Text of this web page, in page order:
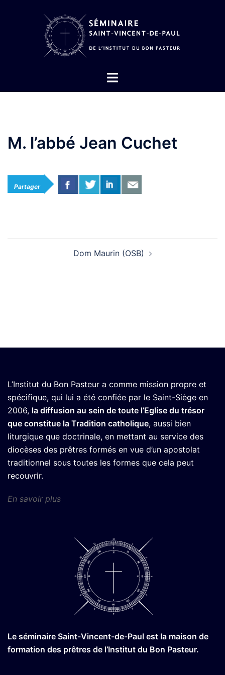
Ouvrir/fermer
M. l’abbé Jean Cuchet
Partager
Dom Maurin (OSB)
L’Institut du Bon Pasteur a comme mission propre et
spécifique, qui lui a été confiée par le Saint-Siège en
2006, la diffusion au sein de toute l’Eglise du trésor
que constitue la Tradition catholique, aussi bien
liturgique que doctrinale, en mettant au service des
diocèses des prêtres formés en vue d’un apostolat
traditionnel sous toutes les formes que cela peut
recouvrir.
En savoir plus
Le séminaire Saint-Vincent-de-Paul est la maison de
formation des prêtres de l’Institut du Bon Pasteur.